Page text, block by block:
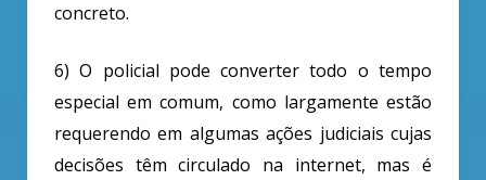
concreto.
6) O policial pode converter todo o tempo
especial em comum, como largamente estão
requerendo em algumas ações judiciais cujas
decisões têm circulado na internet, mas é